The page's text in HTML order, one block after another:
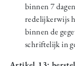
binnen 7
redelijkerwijs
binnen de
schriftelijk in